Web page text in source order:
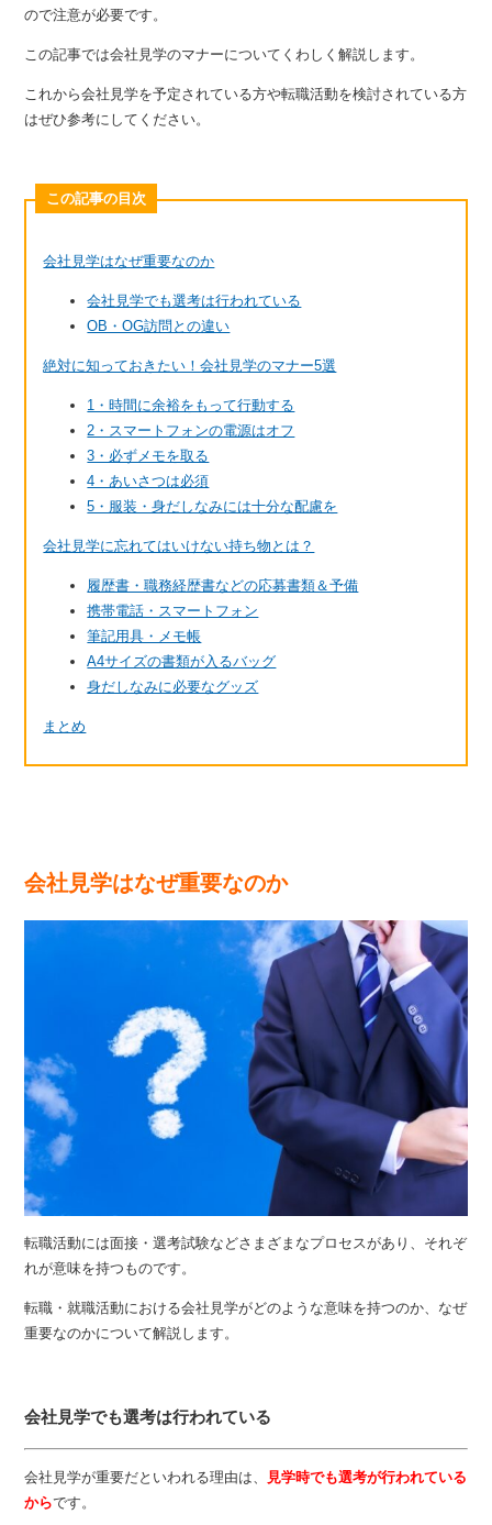
ので注意が必要です。
この記事では会社見学のマナーについてくわしく解説します。
これから会社見学を予定されている方や転職活動を検討されている方
はぜひ参考にしてください。
この記事の目次
会社見学はなぜ重要なのか
会社見学でも選考は行われている
OB・OG訪問との違い
絶対に知っておきたい！会社見学のマナー5選
1・時間に余裕をもって行動する
2・スマートフォンの電源はオフ
3・必ずメモを取る
4・あいさつは必須
5・服装・身だしなみには十分な配慮を
会社見学に忘れてはいけない持ち物とは？
履歴書・職務経歴書などの応募書類＆予備
携帯電話・スマートフォン
筆記用具・メモ帳
A4サイズの書類が入るバッグ
身だしなみに必要なグッズ
まとめ
会社見学はなぜ重要なのか
転職活動には面接・選考試験などさまざまなプロセスがあり、それぞ
れが意味を持つものです。
転職・就職活動における会社見学がどのような意味を持つのか、なぜ
重要なのかについて解説します。
会社見学でも選考は行われている
会社見学が重要だといわれる理由は、
見学時でも選考が行われている
からです。